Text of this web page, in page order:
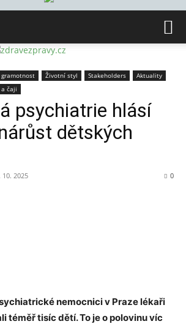
Životní styl Stakeholders
Aktuality
a čaji
psychiatrie hlásí
dětských
10. 2025 0
nemocnici v Praze lékaři
téměř tisíc dětí. To je o polovinu víc